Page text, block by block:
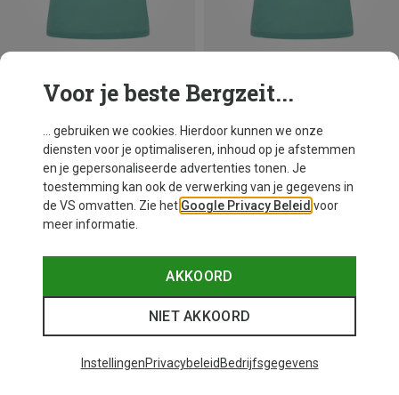
Je bespaart 30% Je bespaart 42%
Voor je beste Bergzeit...
... gebruiken we cookies. Hierdoor kunnen we onze
diensten voor je optimaliseren, inhoud op je afstemmen
en je gepersonaliseerde advertenties tonen. Je
toestemming kan ook de verwerking van je gegevens in
de VS omvatten. Zie het Google Privacy Beleid voor
meer informatie.
AKKOORD
NIET AKKOORD
InstellingenPrivacybeleid Bedrijfsgegevens